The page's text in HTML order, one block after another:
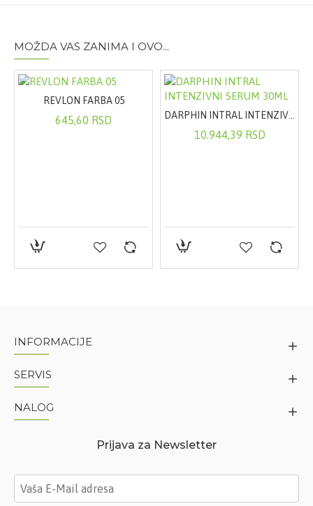
MOŽDA VAS ZANIMA I OVO...
REVLON FARBA 05
645,60 RSD
10.944,39 RSD
INFORMACIJE
SERVIS
NALOG
Prijava za Newsletter